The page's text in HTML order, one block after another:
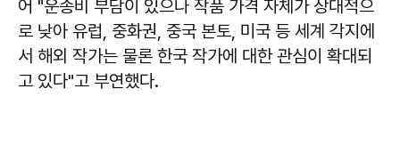
어 "운송비 부담이 있으나 작품 가격 자체가 상대적으
로 낮아 유럽, 중화권, 중국 본토, 미국 등 세계 각지에
서 해외 작가는 물론 한국 작가에 대한 관심이 확대되
고 있다"고 부연했다.